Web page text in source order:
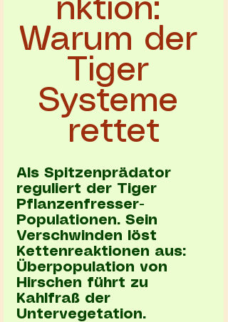
nktion:
Warum der
Tiger
Systeme
rettet
Als Spitzenprädator
reguliert der Tiger
Pflanzenfresser-
Populationen. Sein
Verschwinden löst
Kettenreaktionen aus:
Überpopulation von
Hirschen führt zu
Kahlfraß der
Untervegetation.